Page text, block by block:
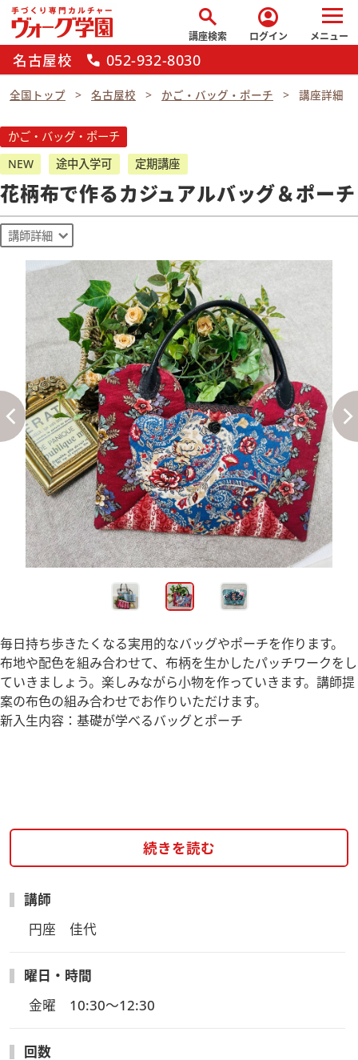
search
講座検索
account_circle
ログイン メニュー
名古屋校 call 052-932-8030
全国トップ 名古屋校 かご・バッグ・ポーチ 講座詳細
かご・バッグ・ポーチ
NEW
途中入学可 定期講座
花柄布で作るカジュアルバッグ＆ポーチ
講師詳細
毎日持ち歩きたくなる実用的なバッグやポーチを作ります。
布地や配色を組み合わせて、布柄を生かしたパッチワークをし
ていきましょう。楽しみながら小物を作っていきます。講師提
案の布色の組み合わせでお作りいただけます。
新入生内容：基礎が学べるバッグとポーチ
続きを読む
講師
円座　佳代
曜日・時間
金曜　10:30～12:30
回数